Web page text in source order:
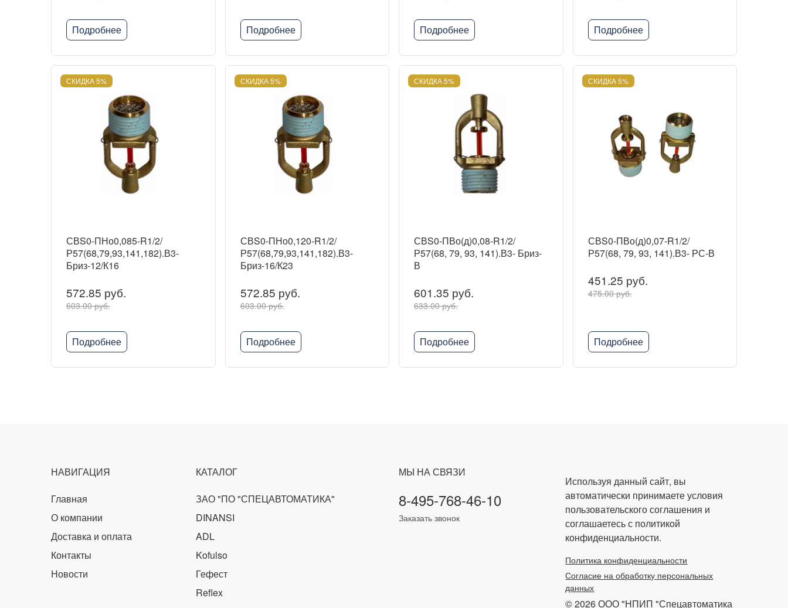
Подробнее Подробнее Подробнее Подробнее
СКИДКА 5%
СВS0-ПНо0,085-R1/2/
Р57(68,79,93,141,182).В3-
Бриз-12/К16
572.85 руб.
603.00 руб.
Подробнее
СКИДКА 5%
СВS0-ПНо0,120-R1/2/
Р57(68,79,93,141,182).В3-
Бриз-16/К23
572.85 руб.
603.00 руб.
Подробнее
СКИДКА 5%
СВS0-ПВо(д)0,08-R1/2/
Р57(68, 79, 93, 141).В3- Бриз-
В
601.35 руб.
633.00 руб.
Подробнее
СКИДКА 5%
СВS0-ПВо(д)0,07-R1/2/
Р57(68, 79, 93, 141).В3- РС-В
451.25 руб.
475.00 руб.
Подробнее
НАВИГАЦИЯ
Главная
О компании
Доставка и оплата
Контакты
Новости
КАТАЛОГ
ЗАО "ПО "СПЕЦАВТОМАТИКА"
DINANSI
ADL
Kofulso
Гефест
Reflex
МЫ НА СВЯЗИ
8-495-768-46-10
Заказать звонок
Используя данный сайт, вы
автоматически принимаете условия
пользовательского соглашения и
соглашаетесь с политикой
конфиденциальности.
Политика конфиденциальности
Согласие на обработку персональных
данных
© 2026 ООО "НПИП "Спецавтоматика